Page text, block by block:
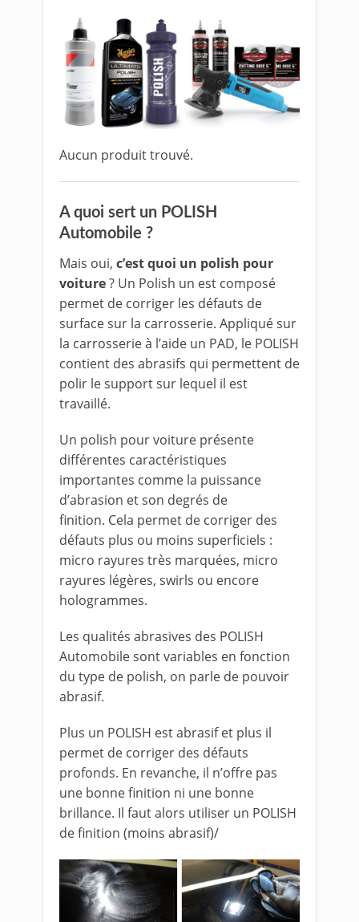
Aucun produit trouvé.
A quoi sert un POLISH
Automobile ?
Mais oui, c’est quoi un polish pour
voiture? Un Polish un est composé
permet de corriger les défauts de
surface sur la carrosserie. Appliqué sur
la carrosserie à l’aide un PAD, le POLISH
contient des abrasifs qui permettent de
polir le support sur lequel il est
travaillé.
Un polish pour voiture présente
différentes caractéristiques
importantes comme la puissance
d’abrasion et son degrés de
finition. Cela permet de corriger des
défauts plus ou moins superficiels :
micro rayures très marquées, micro
rayures légères, swirls ou encore
hologrammes.
Les qualités abrasives des POLISH
Automobile sont variables en fonction
du type de polish, on parle de pouvoir
abrasif.
Plus un POLISH est abrasif et plus il
permet de corriger des défauts
profonds. En revanche, il n’offre pas
une bonne finition ni une bonne
brillance. Il faut alors utiliser un POLISH
de finition (moins abrasif)/